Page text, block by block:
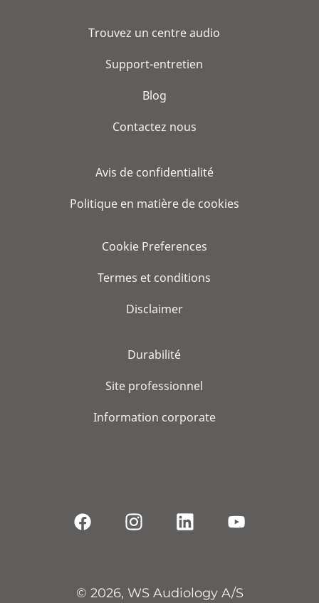
Trouvez un centre audio
Support-entretien
Blog
Contactez nous
Avis de confidentialité
Politique en matière de cookies
Cookie Preferences
Termes et conditions
Disclaimer
Durabilité
Site professionnel
Information corporate
© 2026, WS Audiology A/S